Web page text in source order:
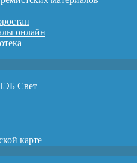
онлайн
Свет
карте